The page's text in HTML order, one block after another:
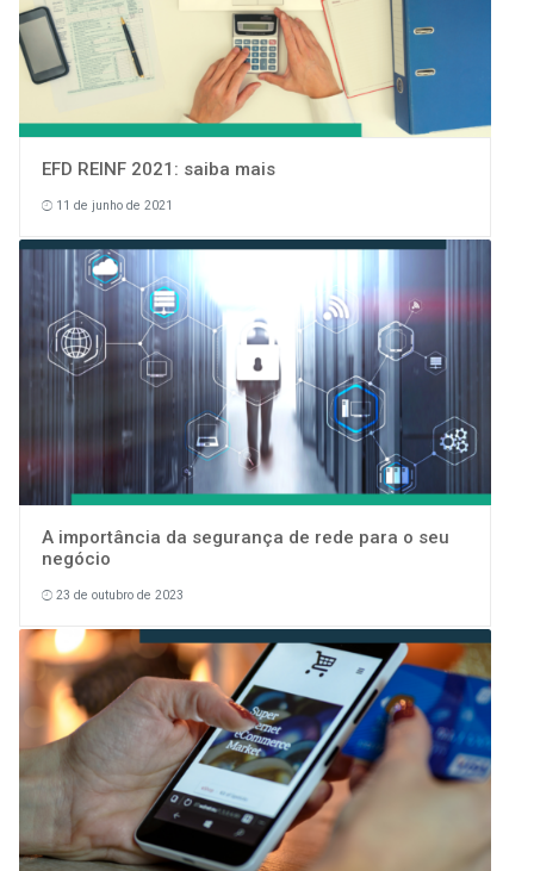
EFD REINF 2021: saiba mais
11 de junho de 2021
A importância da segurança de rede para o seu
negócio
23 de outubro de 2023